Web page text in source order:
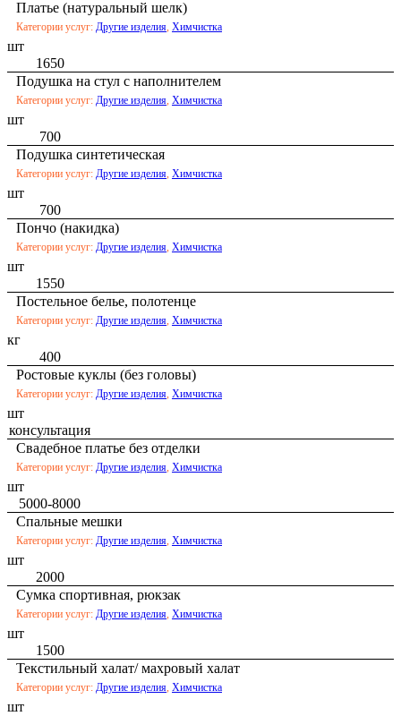
Платье (натуральный шелк)
Категории услуг: Другие изделия, Химчистка
шт
1650
Подушка на стул с наполнителем
Категории услуг: Другие изделия, Химчистка
шт
700
Подушка синтетическая
Категории услуг: Другие изделия, Химчистка
шт
700
Пончо (накидка)
Категории услуг: Другие изделия, Химчистка
шт
1550
Постельное белье, полотенце
Категории услуг: Другие изделия, Химчистка
кг
400
Ростовые куклы (без головы)
Категории услуг: Другие изделия, Химчистка
шт
консультация
Свадебное платье без отделки
Категории услуг: Другие изделия, Химчистка
шт
5000-8000
Спальные мешки
Категории услуг: Другие изделия, Химчистка
шт
2000
Сумка спортивная, рюкзак
Категории услуг: Другие изделия, Химчистка
шт
1500
Текстильный халат/ махровый халат
Категории услуг: Другие изделия, Химчистка
шт